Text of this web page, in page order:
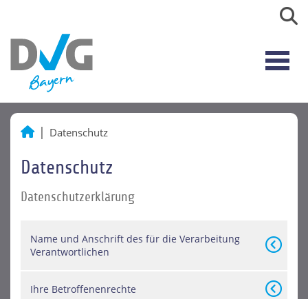
Datenschutz
Datenschutz
Datenschutzerklärung
Name und Anschrift des für die Verarbeitung
Verantwortlichen
Ihre Betroffenenrechte